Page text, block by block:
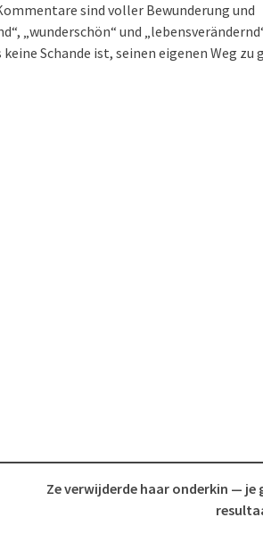
sind voller Bewunderung und
„wunderschön“ und
Schande ist, seinen eigenen Weg zu
Ze verwijderde haar onderkin — je